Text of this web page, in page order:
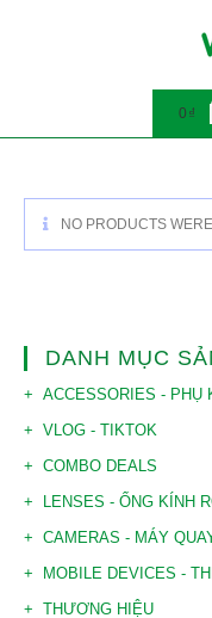
0 ₫
NO PRODUCTS
DANH MỤC
ACCESSORIES - PHỤ
VLOG - TIKTOK
COMBO DEALS
LENSES - ỐNG KÍNH
CAMERAS - MÁY
MOBILE DEVICES -
THƯƠNG HIỆU